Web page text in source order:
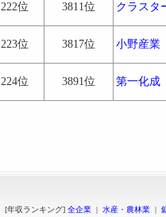
222位 3811位 クラスタ
223位 3817位 小野産業
224位 3891位 第一化成
[年収ランキング] 全企業 | 水産・農林業 |